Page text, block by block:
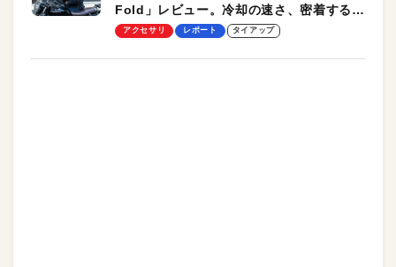
Fold」レビュー。冷却の速さ、密着する冷
却プレート、シンプルな操作性がグッド！
アクセサリ レポート タイアップ